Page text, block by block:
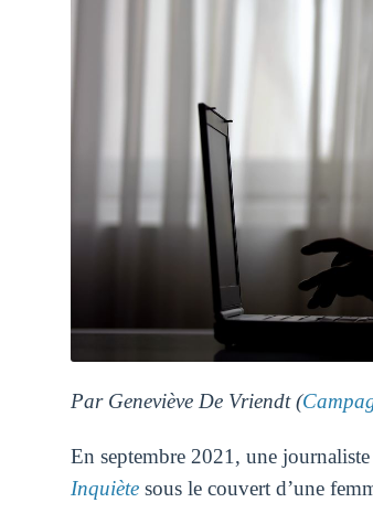
Par Geneviève De Vriendt (
En septembre 2021, une
Inquiètesous le couvert d’une